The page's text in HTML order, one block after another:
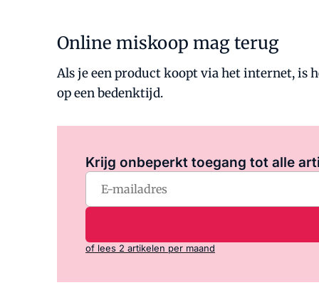
Online miskoop mag terug
Als je een product koopt via het internet, is
op een bedenktijd.
Krijg onbeperkt toegang tot alle
of lees 2 artikelen per maand